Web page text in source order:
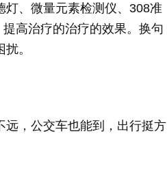
灯、微量元素检测仪、308准
高治疗的治疗的效果。换句
。
远，公交车也能到，出行挺方